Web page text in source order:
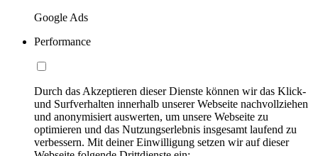
Google Ads
Performance
Durch das Akzeptieren dieser Dienste können wir das Klick-
und Surfverhalten innerhalb unserer Webseite nachvollziehen
und anonymisiert auswerten, um unsere Webseite zu
optimieren und das Nutzungserlebnis insgesamt laufend zu
verbessern. Mit deiner Einwilligung setzen wir auf dieser